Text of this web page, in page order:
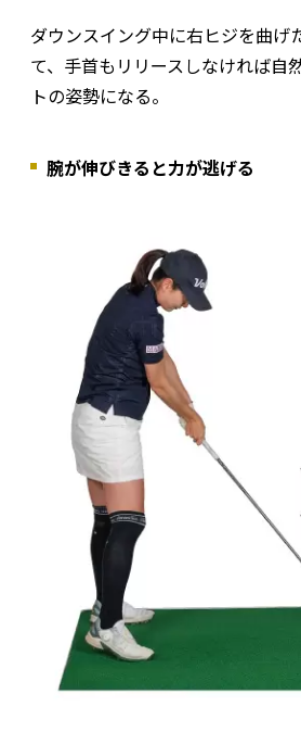
ダウンスイング中に右ヒジを曲げ
て、手首もリリースしなければ自
トの姿勢になる。
腕が伸びきると力が逃げる